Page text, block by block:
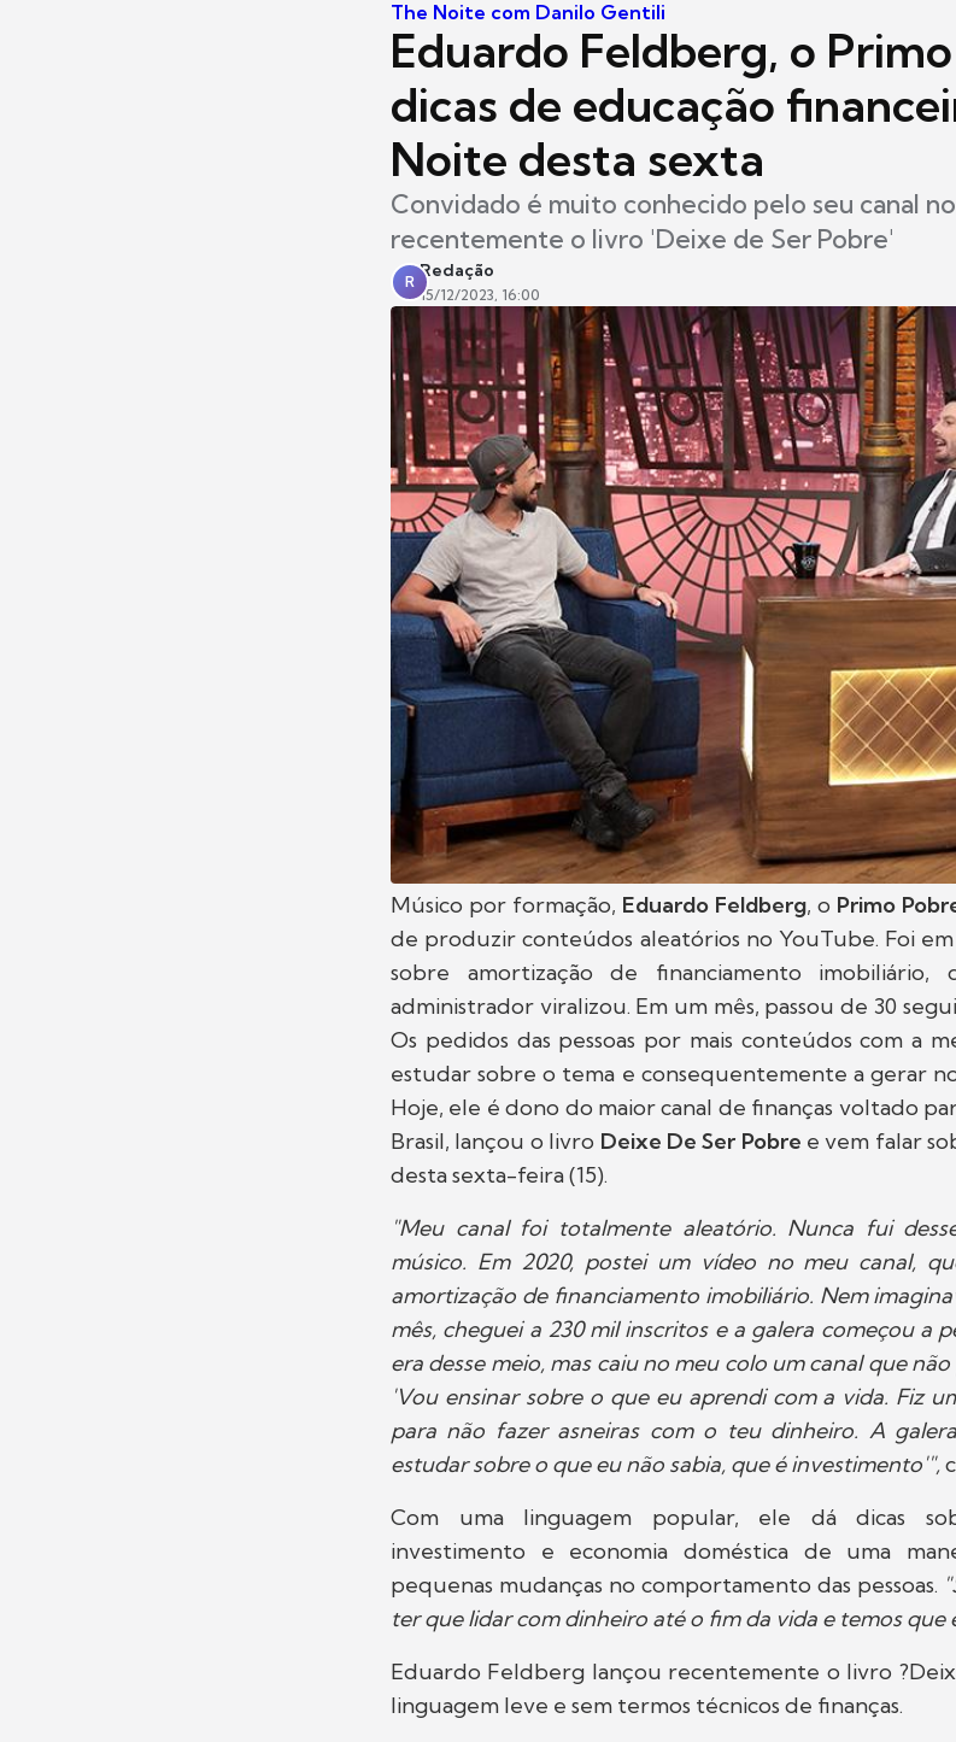
The Noite com Danilo Gentili
Eduardo Feldberg, o
dicas de educação
Noite desta sexta
Convidado é muito conhecido pelo seu canal
recentemente o livro 'Deixe de Ser Pobre'
R
Redação
15/12/2023, 16:00
Músico por formação, Eduardo Feldberg, o Primo
de produzir conteúdos aleatórios no YouTube. Foi
sobre amortização de financiamento
administrador viralizou. Em um mês, passou de 30
Os pedidos das pessoas por mais conteúdos com a
estudar sobre o tema e consequentemente a gerar
Hoje, ele é dono do maior canal de finanças voltado
Brasil, lançou o livro Deixe De Ser Pobre e vem falar
desta sexta-feira (15).
"Meu canal foi totalmente aleatório. Nunca fui
músico. Em 2020, postei um vídeo no meu canal,
amortização de financiamento imobiliário. Nem
mês, cheguei a 230 mil inscritos e a galera começou a
era desse meio, mas caiu no meu colo um canal que
'Vou ensinar sobre o que eu aprendi com a vida. Fiz
para não fazer asneiras com o teu dinheiro. A
estudar sobre o que eu não sabia, que é investimento'",
Com uma linguagem popular, ele dá dicas
investimento e economia doméstica de uma
pequenas mudanças no comportamento das pessoas.
ter que lidar com dinheiro até o fim da vida e temos que
Eduardo Feldberg lançou recentemente o livro
linguagem leve e sem termos técnicos de finanças.